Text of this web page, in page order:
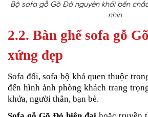
Bộ sofa gỗ Gõ Đỏ nguyên khối bền
nhìn
2.2. Bàn ghế sofa gỗ
xứng đẹp
Sofa đối, sofa bộ khá quen thuộc
đến hình ảnh phòng khách trang
khứa, người thân, bạn bè.